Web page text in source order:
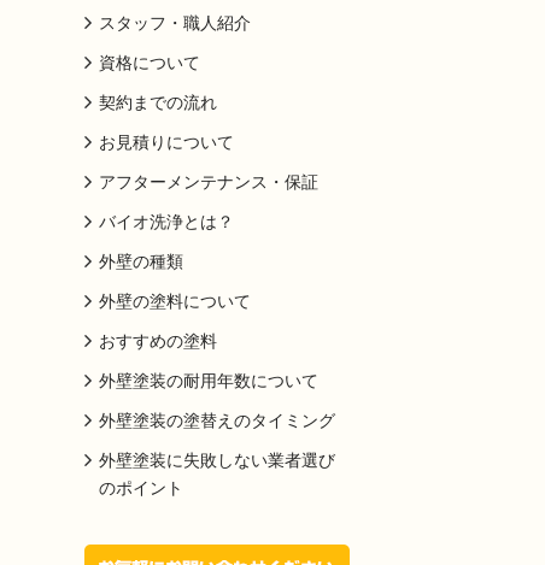
スタッフ・職人紹介
資格について
契約までの流れ
お見積りについて
アフターメンテナンス・保証
バイオ洗浄とは？
外壁の種類
外壁の塗料について
おすすめの塗料
外壁塗装の耐用年数について
外壁塗装の塗替えのタイミング
外壁塗装に失敗しない業者選び
のポイント